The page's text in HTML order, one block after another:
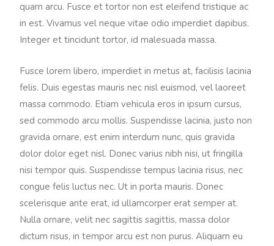
quam arcu. Fusce et tortor non est eleifend tristique ac
in est. Vivamus vel neque vitae odio imperdiet dapibus.
Integer et tincidunt tortor, id malesuada massa.
Fusce lorem libero, imperdiet in metus at, facilisis lacinia
felis. Duis egestas mauris nec nisl euismod, vel laoreet
massa commodo. Etiam vehicula eros in ipsum cursus,
sed commodo arcu mollis. Suspendisse lacinia, justo non
gravida ornare, est enim interdum nunc, quis gravida
dolor dolor eget nisl. Donec varius nibh nisi, ut fringilla
nisi tempor quis. Suspendisse tempus lacinia risus, nec
congue felis luctus nec. Ut in porta mauris. Donec
scelerisque ante erat, id ullamcorper erat semper at.
Nulla ornare, velit nec sagittis sagittis, massa dolor
dictum risus, in tempor arcu est non purus. Aliquam eu